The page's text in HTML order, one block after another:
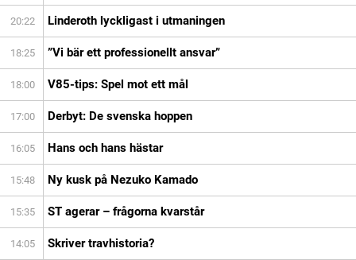
20:22 Linderoth lyckligast i utmaningen
18:25 ”Vi bär ett professionellt ansvar”
18:00 V85-tips: Spel mot ett mål
17:00 Derbyt: De svenska hoppen
16:05 Hans och hans hästar
15:48 Ny kusk på Nezuko Kamado
15:35 ST agerar – frågorna kvarstår
14:05 Skriver travhistoria?